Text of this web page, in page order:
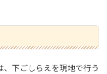
下ごしらえを現地で行う